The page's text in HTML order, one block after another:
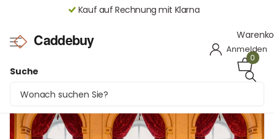
Raten bezahlen mit Klarna oder PayPal
Suche
Anmelden
0
Arabisches Majlis Sofa | Caddebuy